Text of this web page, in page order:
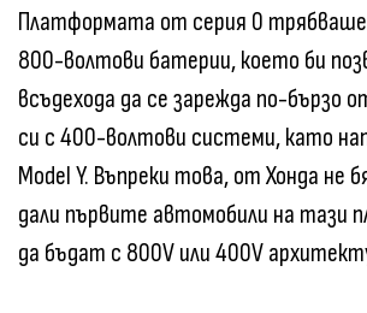
Платформата от серия 0
800-волтови батерии, което би
всъдехода да се зарежда по-бързо
си с 400-волтови системи, като
Model Y. Въпреки това, от Хонда не
дали първите автомобили на тази
да бъдат с 800V или 400V